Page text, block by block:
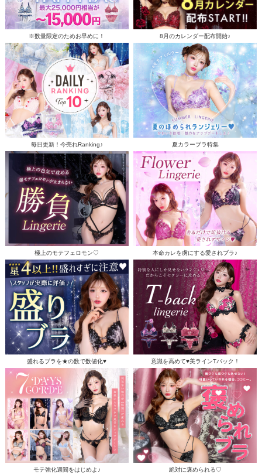
※数量限定のためお早めに！ 8月のカレンダー配布開始♪
毎日更新！今売れRanking♪ 夏カラーブラ特集
極上のモテフェロモン♡ 本命カレを虜にする愛されブラ♪
盛れるブラを★の数で数値化♥ 意識を高めて♥美ラインTバック！
モテ強化週間をはじめよ♪ 絶対に褒められる♡